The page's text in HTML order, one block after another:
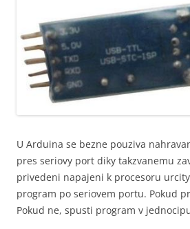
U Arduina se bezne pouziva
pres seriovy port diky takzvanemu
privedeni napajeni k procesoru
program po seriovem portu. Pokud
Pokud ne, spusti program v